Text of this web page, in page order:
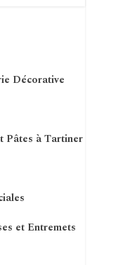
Décorative
Pâtes à Tartiner
et Entremets